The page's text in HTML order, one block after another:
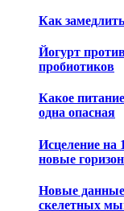
Как
Йогурт
пробиотиков
Какое
одна опасная
Исцеление на
новые
Новые
скелетных